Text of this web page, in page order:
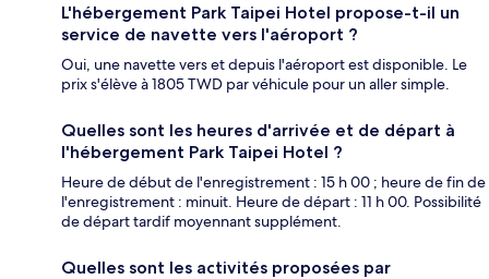
L'hébergement Park Taipei Hotel propose-t-il un
service de navette vers l'aéroport ?
Oui, une navette vers et depuis l'aéroport est disponible. Le
prix s'élève à 1805 TWD par véhicule pour un aller simple.
Quelles sont les heures d'arrivée et de départ à
l'hébergement Park Taipei Hotel ?
Heure de début de l'enregistrement : 15 h 00 ; heure de fin de
l'enregistrement : minuit. Heure de départ : 11 h 00. Possibilité
de départ tardif moyennant supplément.
Quelles sont les activités proposées par